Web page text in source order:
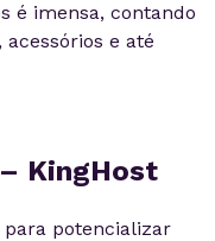
é imensa, contando
e até
KingHost
para potencializar